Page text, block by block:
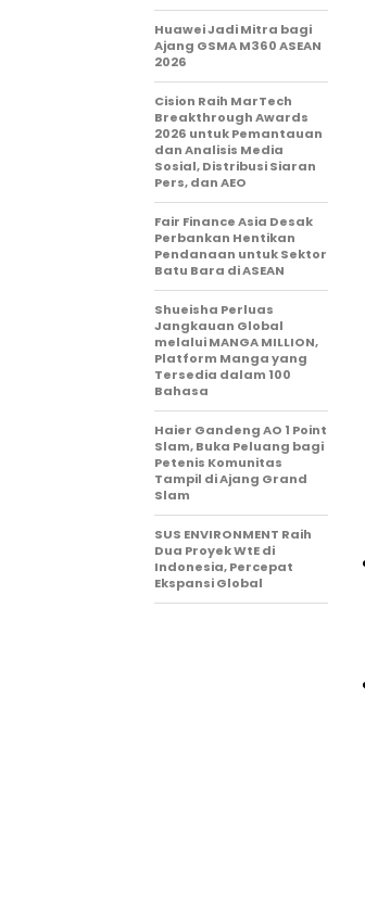
Huawei Jadi Mitra bagi
Ajang GSMA M360 ASEAN
2026
Cision Raih MarTech
Breakthrough Awards
2026 untuk Pemantauan
dan Analisis Media
Sosial, Distribusi Siaran
Pers, dan AEO
Fair Finance Asia Desak
Perbankan Hentikan
Pendanaan untuk Sektor
Batu Bara di ASEAN
Shueisha Perluas
Jangkauan Global
melalui MANGA MILLION,
Platform Manga yang
Tersedia dalam 100
Bahasa
Haier Gandeng AO 1 Point
Slam, Buka Peluang bagi
Petenis Komunitas
Tampil di Ajang Grand
Slam
SUS ENVIRONMENT Raih
Dua Proyek WtE di
Indonesia, Percepat
Ekspansi Global